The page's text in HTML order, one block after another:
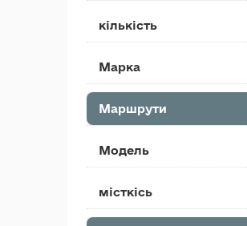
кількість
Марка
Маршрути
Модель
місткісь